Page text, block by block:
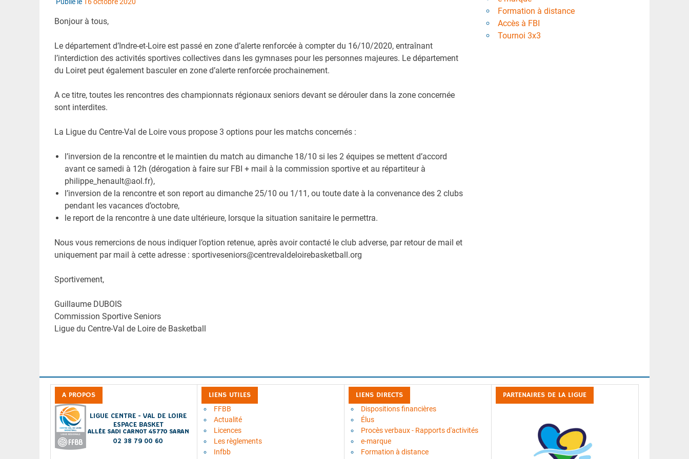
Bonjour à tous,
Le département d’Indre-et-Loire est passé en zone d’alerte renforcée à compter du 16/10/2020, entraînant
l’interdiction des activités sportives collectives dans les gymnases pour les personnes majeures. Le département
du Loiret peut également basculer en zone d’alerte renforcée prochainement.
A ce titre, toutes les rencontres des championnats régionaux seniors devant se dérouler dans la zone concernée
sont interdites.
La Ligue du Centre-Val de Loire vous propose 3 options pour les matchs concernés :
l’inversion de la rencontre et le maintien du match au dimanche 18/10 si les 2 équipes se mettent d’accord
avant ce samedi à 12h (dérogation à faire sur FBI + mail à la commission sportive et au répartiteur à
philippe_henault@aol.fr),
l’inversion de la rencontre et son report au dimanche 25/10 ou 1/11, ou toute date à la convenance des 2 clubs
pendant les vacances d’octobre,
le report de la rencontre à une date ultérieure, lorsque la situation sanitaire le permettra.
Nous vous remercions de nous indiquer l’option retenue, après avoir contacté le club adverse, par retour de mail et
uniquement par mail à cette adresse : sportiveseniors@centrevaldeloirebasketball.org
Sportivement,
Guillaume DUBOIS
Commission Sportive Seniors
Ligue du Centre-Val de Loire de Basketball
Formation à distance
Accès à FBI
Tournoi 3x3
A PROPOS LIENS UTILES
FFBB
Actualité
Licences
Les règlements
Infbb
LIENS DIRECTS
Dispositions financières
Élus
Procès verbaux - Rapports d'activités
e-marque
Formation à distance
PARTENAIRES DE LA LIGUE